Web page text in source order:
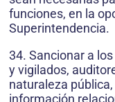
funciones, en la
Superintendencia.
34. Sancionar a
y vigilados,
naturaleza